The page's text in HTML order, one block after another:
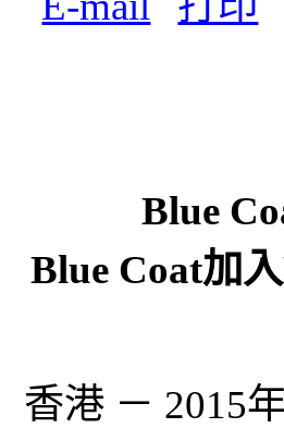
Blue
Blue Coat加
香港 － 2015